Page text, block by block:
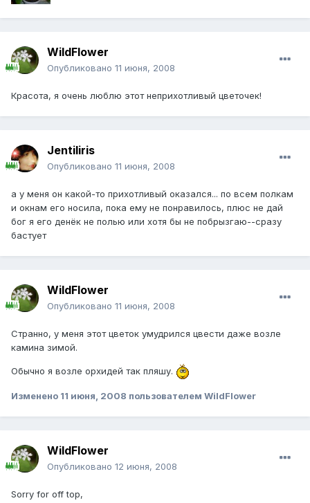
WildFlower
Опубликовано 11 июня, 2008
Красота, я очень люблю этот неприхотливый цветочек!
Jentiliris
Опубликовано 11 июня, 2008
а у меня он какой-то прихотливый оказался... по всем полкам
и окнам его носила, пока ему не понравилось, плюс не дай
бог я его денёк не полью или хотя бы не побрызгаю--сразу
бастует
WildFlower
Опубликовано 11 июня, 2008
Странно, у меня этот цветок умудрился цвести даже возле
камина зимой.
Обычно я возле орхидей так пляшу.
Изменено 11 июня, 2008 пользователем WildFlower
WildFlower
Опубликовано 12 июня, 2008
Sorry for off top,